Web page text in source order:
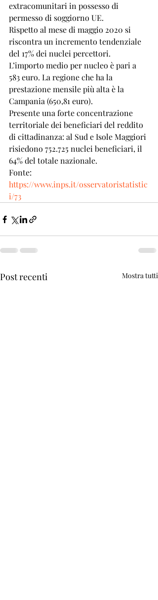
extracomunitari in possesso di
permesso di soggiorno UE.
Rispetto al mese di maggio 2020 si
riscontra un incremento tendenziale
del 17% dei nuclei percettori.
L’importo medio per nucleo è pari a
583 euro. La regione che ha la
prestazione mensile più alta è la
Campania (650,81 euro).
Presente una forte concentrazione
territoriale dei beneficiari del reddito
di cittadinanza: al Sud e Isole Maggiori
risiedono 752.725 nuclei beneficiari, il
64% del totale nazionale.
Fonte:
https://www.inps.it/osservatoristatistic
i/73
Post recenti Mostra tutti